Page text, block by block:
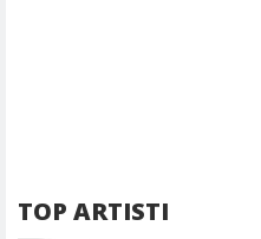
TOP ARTISTI